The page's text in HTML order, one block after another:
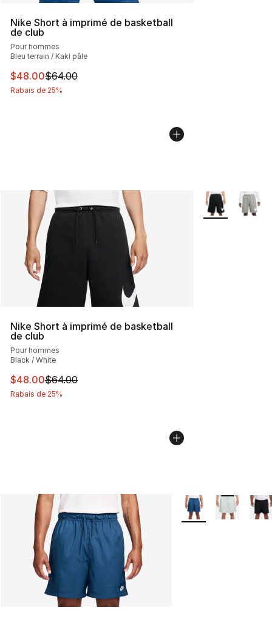
Nike Short à imprimé de basketball
de club
Pour hommes
Bleu terrain / Kaki pâle
Cet article est en solde. Le prix est passé de $64.00 à
$48.00$64.00
Rabais de 25%
Nike Short à imprimé de basketball
de club
Pour hommes
Black / White
Cet article est en solde. Le prix est passé de $64.00 à
$48.00$64.00
Rabais de 25%
Plus de
Plus de couleurs